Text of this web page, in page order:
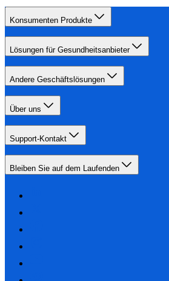
Konsumenten Produkte
Lösungen für Gesundheitsanbieter
Andere Geschäftslösungen
Über uns
Support-Kontakt
Bleiben Sie auf dem Laufenden